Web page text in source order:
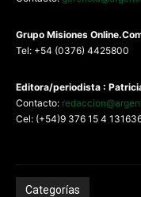
Grupo Misiones
Tel: +54 (0376) 4425800
Editora/periodista :
Contacto:
Cel: (+54)9 376 15 4
Categorías